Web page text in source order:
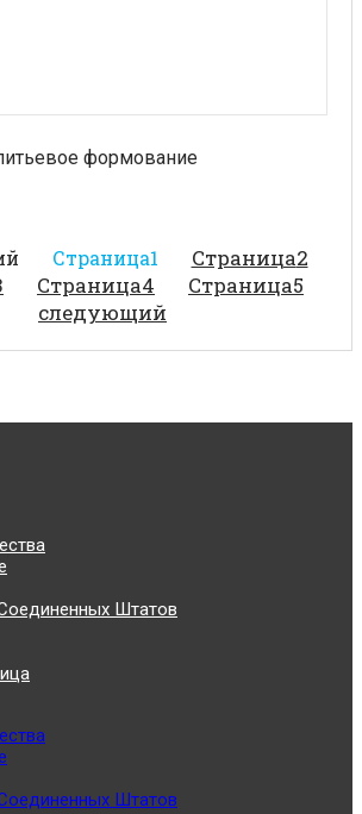
формование
Страница1 Страница2
Страница4 Страница5
следующий
Штатов
Штатов